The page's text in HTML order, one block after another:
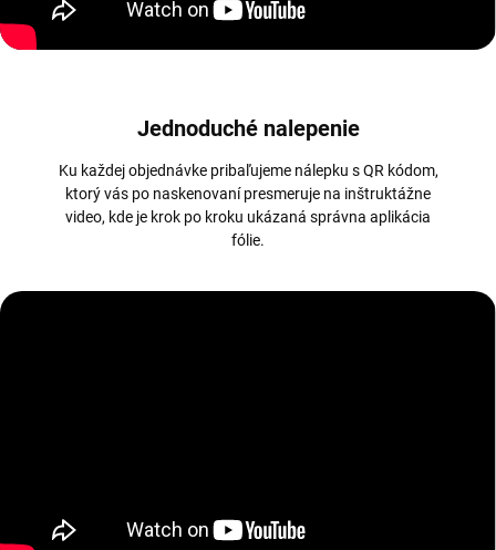
Jednoduché nalepenie
Ku každej objednávke pribaľujeme nálepku s QR kódom,
ktorý vás po naskenovaní presmeruje na inštruktážne
video, kde je krok po kroku ukázaná správna aplikácia
fólie.